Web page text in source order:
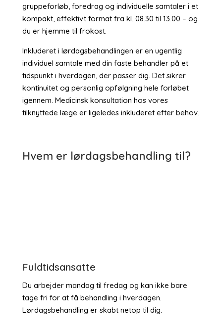
gruppeforløb, foredrag og individuelle samtaler i et
kompakt, effektivt format fra kl. 08.30 til 13.00 – og
du er hjemme til frokost.
Inkluderet i lørdagsbehandlingen er en ugentlig
individuel samtale med din faste behandler på et
tidspunkt i hverdagen, der passer dig. Det sikrer
kontinuitet og personlig opfølgning hele forløbet
igennem. Medicinsk konsultation hos vores
tilknyttede læge er ligeledes inkluderet efter behov.
Hvem er lørdagsbehandling til?
Fuldtidsansatte
Du arbejder mandag til fredag og kan ikke bare
tage fri for at få behandling i hverdagen.
Lørdagsbehandling er skabt netop til dig.